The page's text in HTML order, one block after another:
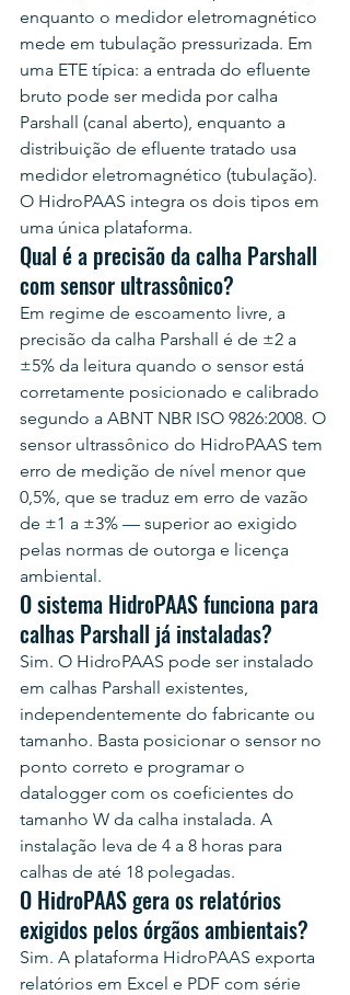
enquanto o medidor eletromagnético
mede em tubulação pressurizada. Em
uma ETE típica: a entrada do efluente
bruto pode ser medida por calha
Parshall (canal aberto), enquanto a
distribuição de efluente tratado usa
medidor eletromagnético (tubulação).
O HidroPAAS integra os dois tipos em
uma única plataforma.
Qual é a precisão da calha Parshall
com sensor ultrassônico?
Em regime de escoamento livre, a
precisão da calha Parshall é de ±2 a
±5% da leitura quando o sensor está
corretamente posicionado e calibrado
segundo a ABNT NBR ISO 9826:2008. O
sensor ultrassônico do HidroPAAS tem
erro de medição de nível menor que
0,5%, que se traduz em erro de vazão
de ±1 a ±3% — superior ao exigido
pelas normas de outorga e licença
ambiental.
O sistema HidroPAAS funciona para
calhas Parshall já instaladas?
Sim. O HidroPAAS pode ser instalado
em calhas Parshall existentes,
independentemente do fabricante ou
tamanho. Basta posicionar o sensor no
ponto correto e programar o
datalogger com os coeficientes do
tamanho W da calha instalada. A
instalação leva de 4 a 8 horas para
calhas de até 18 polegadas.
O HidroPAAS gera os relatórios
exigidos pelos órgãos ambientais?
Sim. A plataforma HidroPAAS exporta
relatórios em Excel e PDF com série